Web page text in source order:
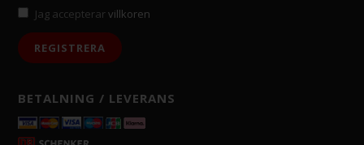
Jag accepterarvillkoren
BETALNING / LEVERANS